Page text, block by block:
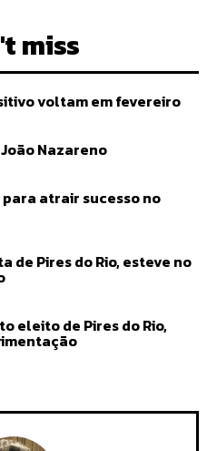
miss
voltam em fevereiro
Nazareno
atrair sucesso no
de Pires do Rio, esteve no
eleito de Pires do Rio,